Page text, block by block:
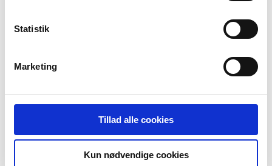
Statistik
Marketing
Tillad alle cookies
Kun nødvendige cookies